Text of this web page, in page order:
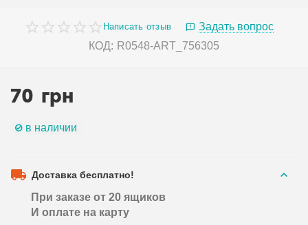
Написать отзыв
Задать вопрос
КОД: R0548-ART_756305
70 грн
в наличии
Доставка бесплатно!
При заказе от 20 ящиков
И оплате на карту